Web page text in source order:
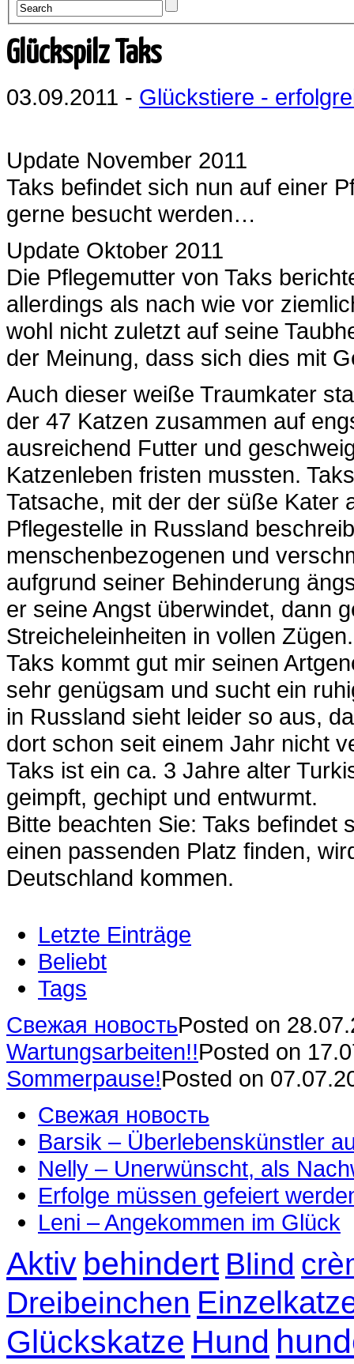
Glückspilz Taks
03.09.2011 - Glückstiere -
Update November 2011
Taks befindet sich nun auf einer
gerne besucht werden…
Update Oktober 2011
Die Pflegemutter von Taks
allerdings als nach wie vor
wohl nicht zuletzt auf seine
der Meinung, dass sich dies mit
Auch dieser weiße Traumkater
der 47 Katzen zusammen auf
ausreichend Futter und
Katzenleben fristen mussten.
Tatsache, mit der der süße Kater
Pflegestelle in Russland
menschenbezogenen und
aufgrund seiner Behinderung
er seine Angst überwindet, dann
Streicheleinheiten in vollen Zügen.
Taks kommt gut mir seinen
sehr genügsam und sucht ein
in Russland sieht leider so aus,
dort schon seit einem Jahr nicht
Taks ist ein ca. 3 Jahre alter
geimpft, gechipt und entwurmt.
Bitte beachten Sie: Taks befindet
einen passenden Platz finden,
Deutschland kommen.
Letzte Einträge
Beliebt
Tags
Свежая новостьPosted on
Wartungsarbeiten!!Posted on
Sommerpause!Posted on
Свежая новость
Barsik – Überlebenskünstler
Nelly – Unerwünscht, als
Erfolge müssen gefeiert
Leni – Angekommen im Glück
Aktiv behindert Blind
Dreibeinchen
Glückskatze Hund